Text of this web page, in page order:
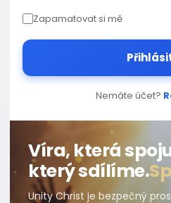
Zapamatovat si mě
Nemáte účet?
Víra, která
který sdílíme.
Unity Christ je bezpečný